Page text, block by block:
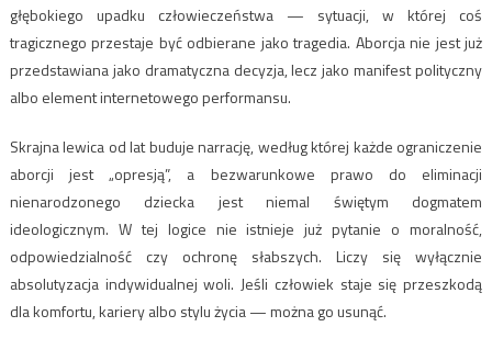
głębokiego upadku człowieczeństwa — sytuacji, w której coś
tragicznego przestaje być odbierane jako tragedia. Aborcja nie jest już
przedstawiana jako dramatyczna decyzja, lecz jako manifest polityczny
albo element internetowego performansu.
Skrajna lewica od lat buduje narrację, według której każde ograniczenie
aborcji jest „opresją”, a bezwarunkowe prawo do eliminacji
nienarodzonego dziecka jest niemal świętym dogmatem
ideologicznym. W tej logice nie istnieje już pytanie o moralność,
odpowiedzialność czy ochronę słabszych. Liczy się wyłącznie
absolutyzacja indywidualnej woli. Jeśli człowiek staje się przeszkodą
dla komfortu, kariery albo stylu życia — można go usunąć.